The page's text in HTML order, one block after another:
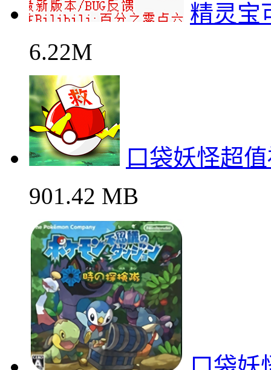
精灵宝
6.22M
口袋妖怪超
901.42 MB